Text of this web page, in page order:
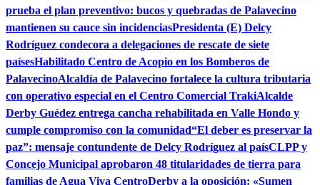
prueba el plan preventivo: bucos y quebradas de Palavecino
mantienen su cauce sin incidenciasPresidenta (E) Delcy
Rodríguez condecora a delegaciones de rescate de siete
paísesHabilitado Centro de Acopio en los Bomberos de
PalavecinoAlcaldía de Palavecino fortalece la cultura tributaria
con operativo especial en el Centro Comercial TrakiAlcalde
Derby Guédez entrega cancha rehabilitada en Valle Hondo y
cumple compromiso con la comunidad“El deber es preservar la
paz”: mensaje contundente de Delcy Rodríguez al paísCLPP y
Concejo Municipal aprobaron 48 titularidades de tierra para
familias de Agua Viva CentroDerby a la oposición: «Sumen